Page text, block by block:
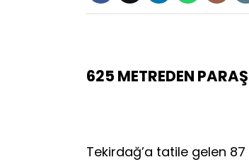
625 METREDEN
Tekirdağ’a tatile gelen 87